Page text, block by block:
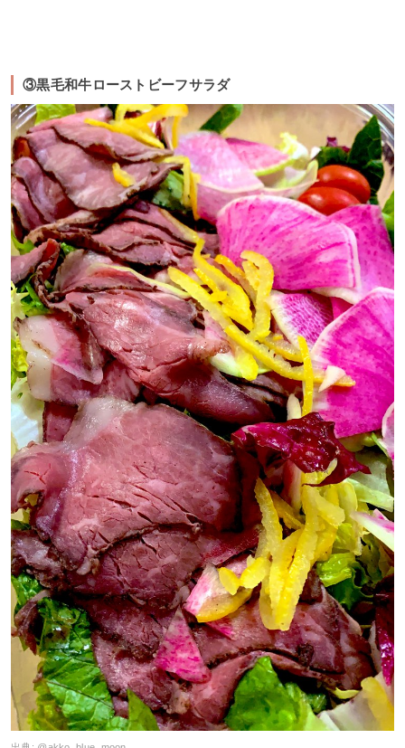
③黒毛和牛ローストビーフサラダ